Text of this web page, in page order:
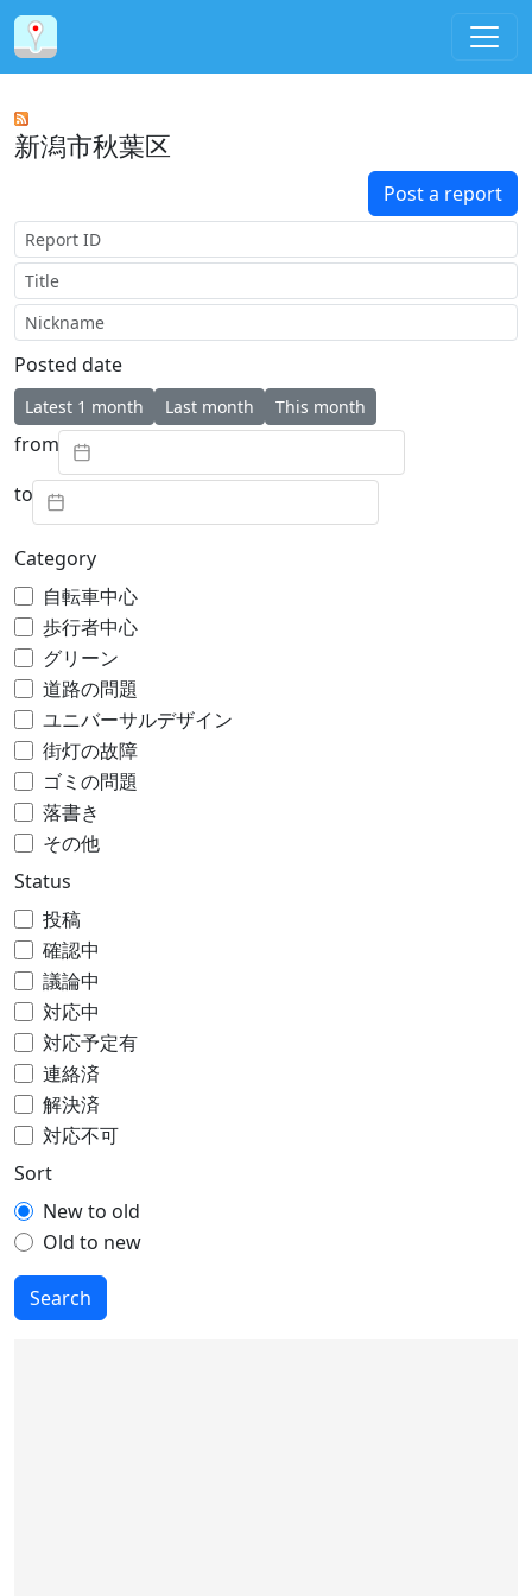
新潟市秋葉区
Post a report
Report ID
Title
Nickname
Posted date
Latest 1 month Last month This month
from
to
Category
自転車中心
歩行者中心
グリーン
道路の問題
ユニバーサルデザイン
街灯の故障
ゴミの問題
落書き
その他
Status
投稿
確認中
議論中
対応中
対応予定有
連絡済
解決済
対応不可
Sort
New to old
Old to new
Search